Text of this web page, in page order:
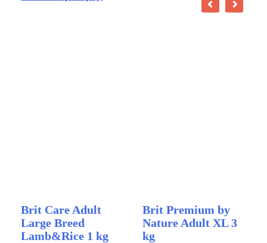
Brit Care Adult
Large Breed
Lamb&Rice 1 kg
Brit Premium by
Nature Adult XL 3
kg